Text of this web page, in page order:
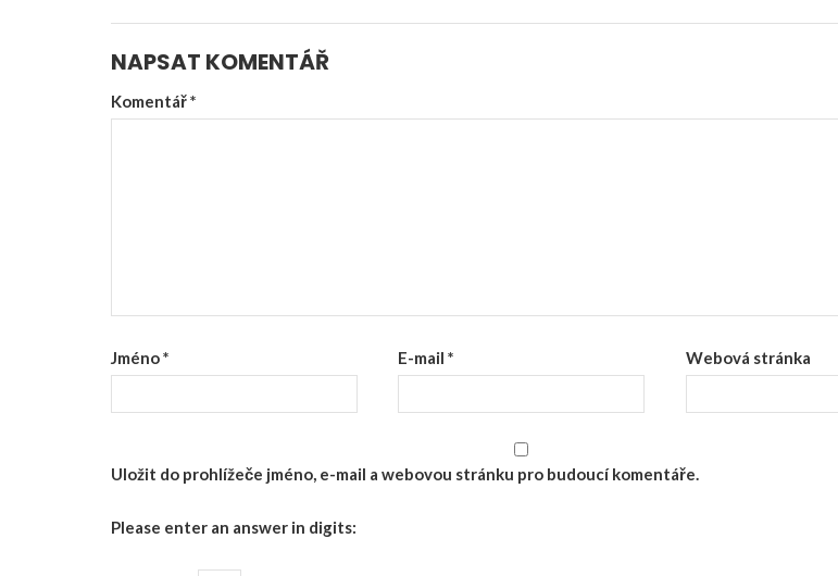
NAPSAT KOMENTÁŘ
Komentář*
Jméno* E-mail* Webová stránka
Uložit do prohlížeče jméno, e-mail a webovou stránku pro budoucí komentáře.
Please enter an answer in digits: